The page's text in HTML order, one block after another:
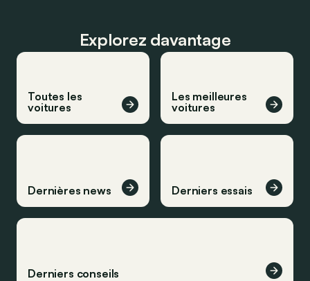
Explorez davantage
Toutes les
voitures
Les meilleures
voitures
Dernières news Derniers essais
Derniers conseils